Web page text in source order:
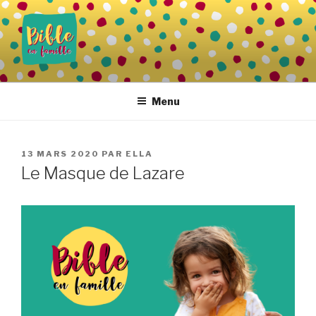
Aller
au
contenu
principal
BIBLE EN FAMILLE
Vivre la Parole de Dieu au quotidien
Menu
PUBLIÉ
LE
13 MARS 2020 PAR ELLA
Le Masque de Lazare